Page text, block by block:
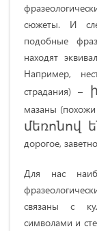
сюжеты. И
подобные
находят
Например,
страдания) –
мазаны
մեռոնով
дорогое,
Для нас
связаны с
символами и